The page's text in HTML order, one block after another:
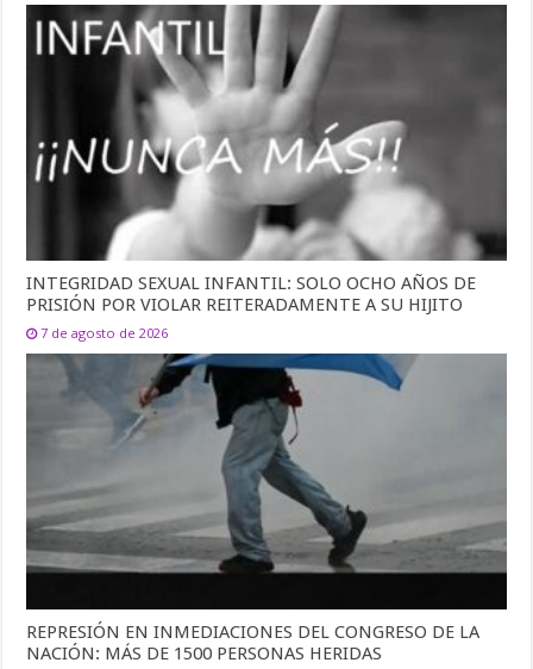
INTEGRIDAD SEXUAL INFANTIL: SOLO OCHO AÑOS DE
PRISIÓN POR VIOLAR REITERADAMENTE A SU HIJITO
7 de agosto de 2026
REPRESIÓN EN INMEDIACIONES DEL CONGRESO DE LA
NACIÓN: MÁS DE 1500 PERSONAS HERIDAS